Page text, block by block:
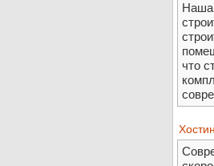
Наша
что